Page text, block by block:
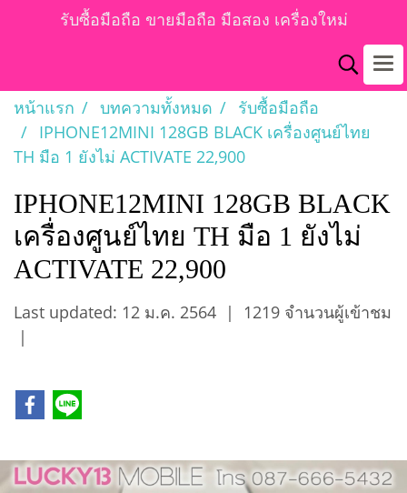
รับซื้อมือถือ ขายมือถือ มือสอง เครื่องใหม่
หน้าแรก บทความทั้งหมด
รับซื้อมือถือ
IPHONE12MINI 128GB BLACK เครื่องศูนย์ไทย
TH มือ 1 ยังไม่ ACTIVATE 22,900
IPHONE12MINI 128GB BLACK
เครื่องศูนย์ไทย TH มือ 1 ยังไม่
ACTIVATE 22,900
Last updated: 12 ม.ค. 2564 |
1219 จำนวนผู้เข้าชม
|